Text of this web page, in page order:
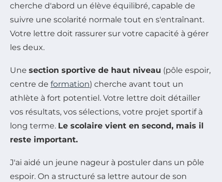
cherche d'abord un élève équilibré, capable de
suivre une scolarité normale tout en s'entraînant.
Votre lettre doit rassurer sur votre capacité à gérer
les deux.
Une section sportive de haut niveau (pôle espoir,
centre de formation) cherche avant tout un
athlète à fort potentiel. Votre lettre doit détailler
vos résultats, vos sélections, votre projet sportif à
long terme. Le scolaire vient en second, mais il
reste important.
J'ai aidé un jeune nageur à postuler dans un pôle
espoir. On a structuré sa lettre autour de son